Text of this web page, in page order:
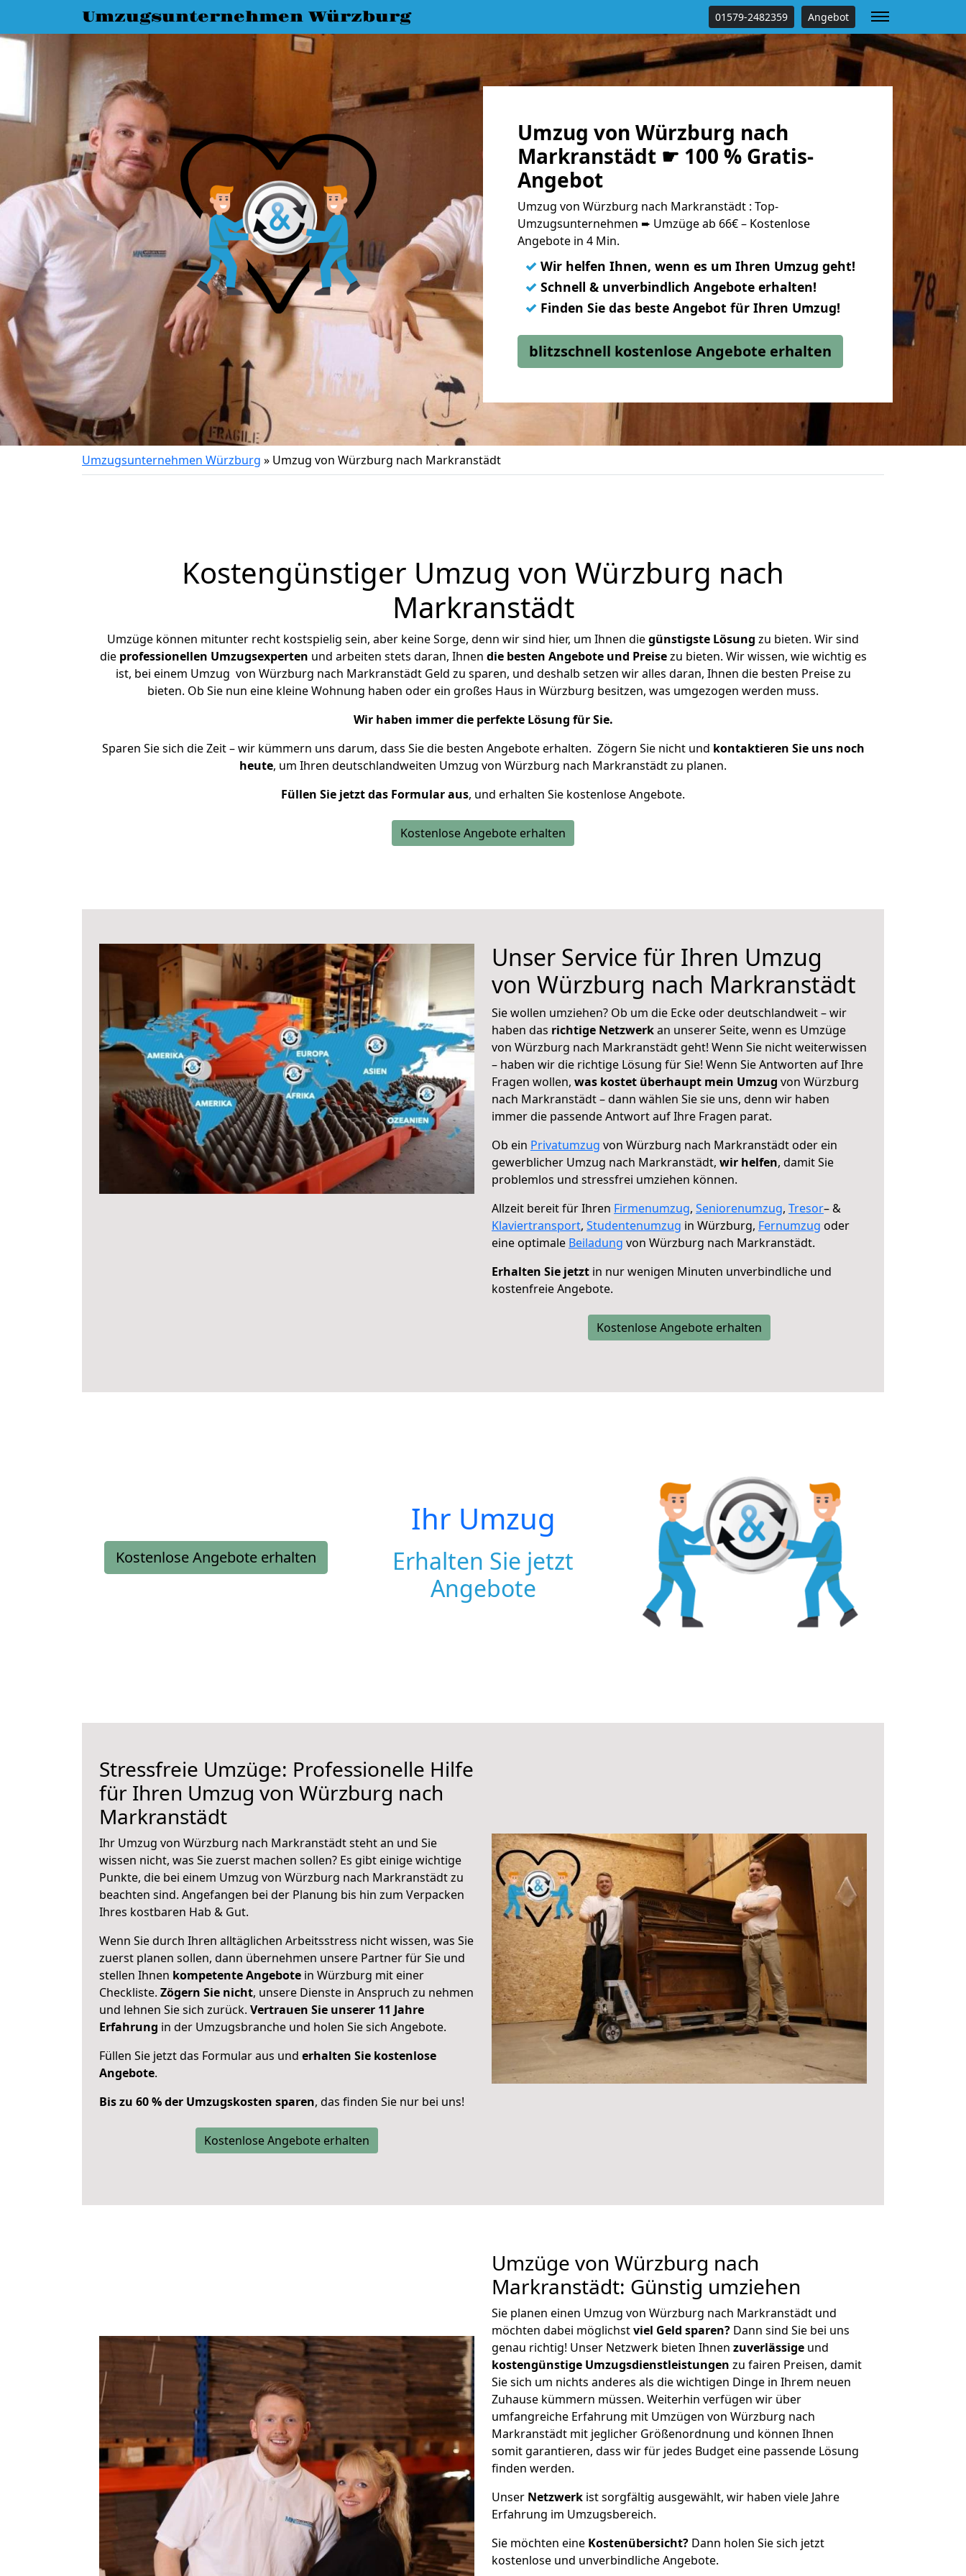
Umzugsunternehmen Würzburg 01579-2482359 Angebot
Umzug von Würzburg nach
Markranstädt ☛ 100 % Gratis-
Angebot
Umzug von Würzburg nach Markranstädt : Top-
Umzugsunternehmen ➨ Umzüge ab 66€ – Kostenlose
Angebote in 4 Min.
✓ Wir helfen Ihnen, wenn es um Ihren Umzug geht!
✓ Schnell & unverbindlich Angebote erhalten!
✓ Finden Sie das beste Angebot für Ihren Umzug!
blitzschnell kostenlose Angebote erhalten
Umzugsunternehmen Würzburg » Umzug von Würzburg nach Markranstädt
Kostengünstiger Umzug von Würzburg nach
Markranstädt
Umzüge können mitunter recht kostspielig sein, aber keine Sorge, denn wir sind hier, um Ihnen diegünstigste Lösung zu bieten. Wir sind
die professionellen Umzugsexperten und arbeiten stets daran, Ihnen die besten Angebote und Preisezu bieten. Wir wissen, wie wichtig es
ist, bei einem Umzug von Würzburg nach Markranstädt Geld zu sparen, und deshalb setzen wir alles daran, Ihnen die besten Preise zu
bieten. Ob Sie nun eine kleine Wohnung haben oder ein großes Haus in Würzburg besitzen, was umgezogen werden muss.
Wir haben immer die perfekte Lösung für Sie.
Sparen Sie sich die Zeit – wir kümmern uns darum, dass Sie die besten Angebote erhalten. Zögern Sie nicht und kontaktieren Sie uns noch
heute, um Ihren deutschlandweiten Umzug von Würzburg nach Markranstädt zu planen.
Füllen Sie jetzt das Formular aus, und erhalten Sie kostenlose Angebote.
Kostenlose Angebote erhalten
Unser Service für Ihren Umzug
von Würzburg nach Markranstädt
Sie wollen umziehen? Ob um die Ecke oder deutschlandweit – wir
haben das richtige Netzwerkan unserer Seite, wenn es Umzüge
von Würzburg nach Markranstädt geht! Wenn Sie nicht weiterwissen
– haben wir die richtige Lösung für Sie! Wenn Sie Antworten auf Ihre
Fragen wollen, was kostet überhaupt mein Umzug von Würzburg
nach Markranstädt – dann wählen Sie sie uns, denn wir haben
immer die passende Antwort auf Ihre Fragen parat.
Ob ein Privatumzug von Würzburg nach Markranstädt oder ein
gewerblicher Umzug nach Markranstädt, wir helfen, damit Sie
problemlos und stressfrei umziehen können.
Allzeit bereit für Ihren Firmenumzug, Seniorenumzug, Tresor– &
Klaviertransport, Studentenumzug in Würzburg, Fernumzug oder
eine optimale Beiladung von Würzburg nach Markranstädt.
Erhalten Sie jetzt in nur wenigen Minuten unverbindliche und
kostenfreie Angebote.
Kostenlose Angebote erhalten
Kostenlose Angebote erhalten
Ihr Umzug
Erhalten Sie jetzt
Angebote
Stressfreie Umzüge: Professionelle Hilfe
für Ihren Umzug von Würzburg nach
Markranstädt
Ihr Umzug von Würzburg nach Markranstädt steht an und Sie
wissen nicht, was Sie zuerst machen sollen? Es gibt einige wichtige
Punkte, die bei einem Umzug von Würzburg nach Markranstädt zu
beachten sind. Angefangen bei der Planung bis hin zum Verpacken
Ihres kostbaren Hab & Gut.
Wenn Sie durch Ihren alltäglichen Arbeitsstress nicht wissen, was Sie
zuerst planen sollen, dann übernehmen unsere Partner für Sie und
stellen Ihnen kompetente Angebote in Würzburg mit einer
Checkliste. Zögern Sie nicht, unsere Dienste in Anspruch zu nehmen
und lehnen Sie sich zurück. Vertrauen Sie unserer 11 Jahre
Erfahrung in der Umzugsbranche und holen Sie sich Angebote.
Füllen Sie jetzt das Formular aus und erhalten Sie kostenlose
Angebote.
Bis zu 60 % der Umzugskosten sparen, das finden Sie nur bei uns!
Kostenlose Angebote erhalten
Umzüge von Würzburg nach
Markranstädt: Günstig umziehen
Sie planen einen Umzug von Würzburg nach Markranstädt und
möchten dabei möglichstviel Geld sparen? Dann sind Sie bei uns
genau richtig! Unser Netzwerk bieten Ihnen zuverlässige und
kostengünstige Umzugsdienstleistungen zu fairen Preisen, damit
Sie sich um nichts anderes als die wichtigen Dinge in Ihrem neuen
Zuhause kümmern müssen. Weiterhin verfügen wir über
umfangreiche Erfahrung mit Umzügen von Würzburg nach
Markranstädt mit jeglicher Größenordnung und können Ihnen
somit garantieren, dass wir für jedes Budget eine passende Lösung
finden werden.
Unser Netzwerk ist sorgfältig ausgewählt, wir haben viele Jahre
Erfahrung im Umzugsbereich.
Sie möchten eine Kostenübersicht? Dann holen Sie sich jetzt
kostenlose und unverbindliche Angebote.